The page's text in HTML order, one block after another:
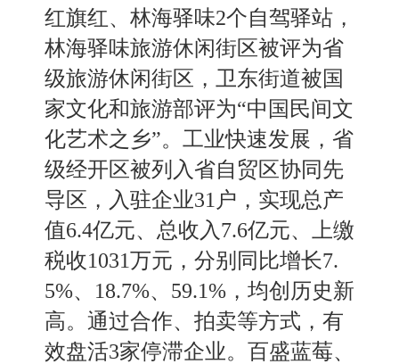
红旗红、 林海驿味2个自驾驿站，
林海驿味旅游休闲街区被评为省
级旅游休闲街区，卫东街道被国
家文化和旅游部评为“中国民间文
化艺术之乡”。工业快速发展，省
级经开区被列入省自贸区协同先
导区，入驻企业31户，实现总产
值6.4亿元、总收入7.6亿元、上缴
税收1031万元，分别同比增长7.
5%、 18.7%、 59.1%，均创历史新
高。通过合作、 拍卖等方式，有
效盘活3家停滞企业。百盛蓝莓、